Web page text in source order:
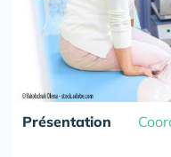
Présentation